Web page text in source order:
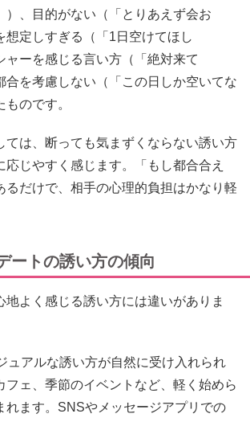
）、目的がない（「とりあえず会お
想定しすぎる（「1日空けてほし
ャーを感じる言い方（「絶対来て
合を考慮しない（「この日しか空いてな
のです。
ては、断っても気まずくならない誘い方
応じやすく感じます。「もし都合合え
るだけで、相手の心理的負担はかなり軽
ートの誘い方の傾向
地よく感じる誘い方には違いがありま
ュアルな誘い方が自然に受け入れられ
フェ、季節のイベントなど、軽く始めら
れます。SNSやメッセージアプリでの